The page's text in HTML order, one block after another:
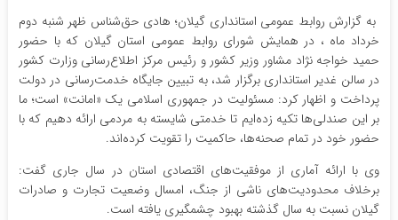
به گزارش روابط عمومی استانداری گیلان؛ هادی حق‌شناس ظهر شنبه دوم
خرداد ماه ، در همایش شورای روابط عمومی استان گیلان که با حضور
حمید خواجه نژاد مشاور وزیر کشور و رئیس مرکز اطلاع‌رسانی وزارت کشور
در سالن غدیر استانداری برگزار شد، به تبیین جایگاه خدمت‌رسانی در دولت
پرداخت و اظهار کرد: مسئولیت در جمهوری اسلامی یک «امانت» است؛ ما
بر این صندلی‌ها تکیه زده‌ایم تا خدمتی شایسته به مردمی ارائه دهیم که با
حضور خود در تمام صحنه‌ها، حاکمیت را تقویت کرده‌اند.
وی با ارائه آماری از موفقیت‌های اقتصادی استان در سال جاری گفت:
برخلاف محدودیت‌های ناشی از جنگ، امسال وضعیت تجارت و صادرات
گیلان نسبت به سال گذشته بهبود چشمگیری یافته است.